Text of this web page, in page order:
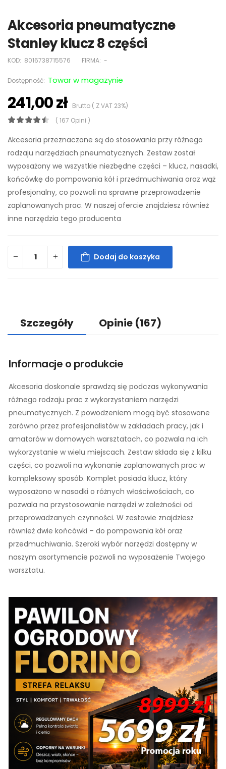
Akcesoria pneumatyczne
Stanley klucz 8 części
KOD: 8016738715576 FIRMA: -
Dostępność: Towar w magazynie
241,00 złBrutto ( Z VAT 23%)
( 167 Opini )
Akcesoria przeznaczone są do stosowania przy różnego
rodzaju narzędziach pneumatycznych. Zestaw został
wyposażony we wszystkie niezbędne części – klucz, nasadki,
końcówkę do pompowania kół i przedmuchiwania oraz wąż
profesjonalny, co pozwoli na sprawne przeprowadzenie
zaplanowanych prac. W naszej ofercie znajdziesz również
inne narzędzia tego producenta
Dodaj do koszyka
Szczegóły Opinie (167)
Informacje o produkcie
Akcesoria doskonale sprawdzą się podczas wykonywania
różnego rodzaju prac z wykorzystaniem narzędzi
pneumatycznych. Z powodzeniem mogą być stosowane
zarówno przez profesjonalistów w zakładach pracy, jak i
amatorów w domowych warsztatach, co pozwala na ich
wykorzystanie w wielu miejscach. Zestaw składa się z kilku
części, co pozwoli na wykonanie zaplanowanych prac w
kompleksowy sposób. Komplet posiada klucz, który
wyposażono w nasadki o różnych właściwościach, co
pozwala na przystosowanie narzędzi w zależności od
przeprowadzanych czynności. W zestawie znajdziesz
również dwie końcówki – do pompowania kół oraz
przedmuchiwania. Szeroki wybór narzędzi dostępny w
naszym asortymencie pozwoli na wyposażenie Twojego
warsztatu.